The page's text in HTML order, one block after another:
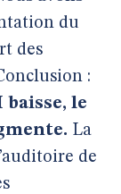
du
des
:
baisse, le
La
de